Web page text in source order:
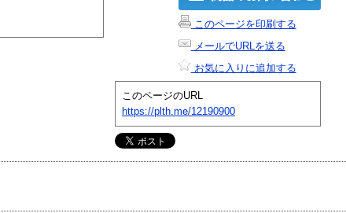
このページを印刷する
メールでURLを送る
お気に入りに追加する
このページのURL
https://plth.me/12190900